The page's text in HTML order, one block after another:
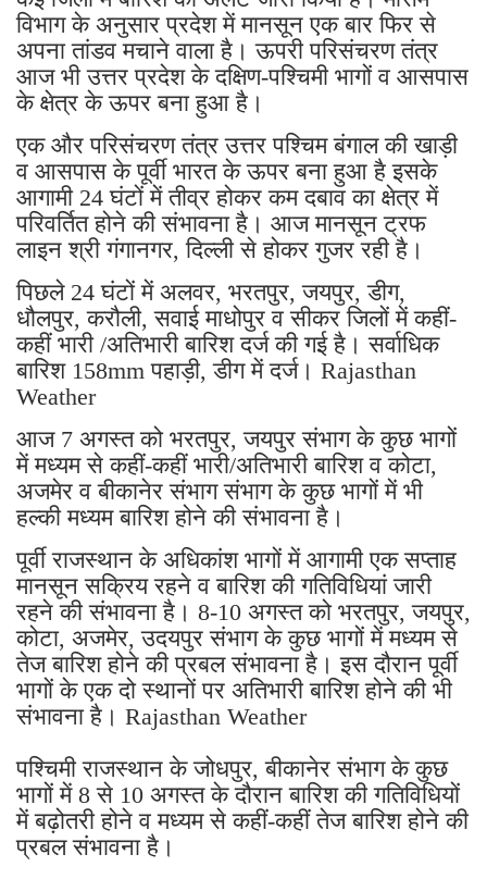
विभाग के अनुसार प्रदेश में मानसून एक बार फिर से
अपना तांडव मचाने वाला है। ऊपरी परिसंचरण तंत्र
आज भी उत्तर प्रदेश के दक्षिण-पश्चिमी भागों व आसपास
के क्षेत्र के ऊपर बना हुआ है।
एक और परिसंचरण तंत्र उत्तर पश्चिम बंगाल की खाड़ी
व आसपास के पूर्वी भारत के ऊपर बना हुआ है इसके
आगामी 24 घंटों में तीव्र होकर कम दबाव का क्षेत्र में
परिवर्तित होने की संभावना है। आज मानसून ट्रफ
लाइन श्री गंगानगर, दिल्ली से होकर गुजर रही है।
पिछले 24 घंटों में अलवर, भरतपुर, जयपुर, डीग,
धौलपुर, करौली, सवाई माधोपुर व सीकर जिलों में कहीं-
कहीं भारी /अतिभारी बारिश दर्ज की गई है। सर्वाधिक
बारिश 158mm पहाड़ी, डीग में दर्ज। Rajasthan
Weather
आज 7 अगस्त को भरतपुर, जयपुर संभाग के कुछ भागों
में मध्यम से कहीं-कहीं भारी/अतिभारी बारिश व कोटा,
अजमेर व बीकानेर संभाग संभाग के कुछ भागों में भी
हल्की मध्यम बारिश होने की संभावना है।
पूर्वी राजस्थान के अधिकांश भागों में आगामी एक सप्ताह
मानसून सक्रिय रहने व बारिश की गतिविधियां जारी
रहने की संभावना है। 8-10 अगस्त को भरतपुर, जयपुर,
कोटा, अजमेर, उदयपुर संभाग के कुछ भागों में मध्यम से
तेज बारिश होने की प्रबल संभावना है। इस दौरान पूर्वी
भागों के एक दो स्थानों पर अतिभारी बारिश होने की भी
संभावना है। Rajasthan Weather
पश्चिमी राजस्थान के जोधपुर, बीकानेर संभाग के कुछ
भागों में 8 से 10 अगस्त के दौरान बारिश की गतिविधियों
में बढ़ोतरी होने व मध्यम से कहीं-कहीं तेज बारिश होने की
प्रबल संभावना है।